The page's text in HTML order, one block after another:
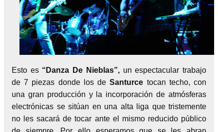
Esto es “Danza De Nieblas”,un espectacular trabajo
de 7 piezas donde los deSanturce tocan techo, con
una gran producción y la incorporación de atmósferas
electrónicas se sitúan en una alta liga que tristemente
no les sacará de tocar ante el mismo reducido público